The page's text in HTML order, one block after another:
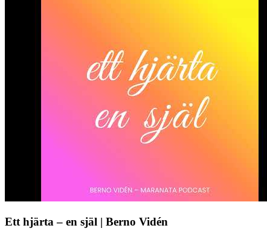
Ett hjärta – en själ | Berno Vidén